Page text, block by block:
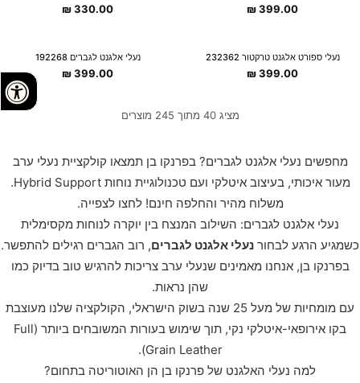
399.00
₪
330.00
₪
נעלי ספורט אלגנט טרקטור 232362
399.00
₪
נעלי אלגנט לגברים 192268
399.00
₪
מציג 40 מתוך 245 מוצרים
מחפשים נעלי אלגנט לגברים? בפרנקו בן תמצאו קולקציית נעלי ערב
מעור איכותי, בעיצוב איטלקי ועם טכנולוגיית נוחות Hybrid Support.
משלוח מהיר והחלפה חינם! לחצו לצפייה.
נעלי אלגנט לגברים: השילוב המנצח בין יוקרה לנוחות מקסימלית
כשמגיע הרגע לבחור נעלי אלגנט לגברים, רוב הגברים רגילים להתפשר.
בפרנקו בן, אנחנו מאמינים שנעלי ערב צריכות להרגיש טוב בדיוק כמו
שהן נראות.
עם מומחיות של מעל 25 שנה בשוק הישראלי, הקולקציה שלנו מעוצבת
בקו אירופאי-איטלקי נקי, תוך שימוש בעורות המשובחים ביותר (Full
Grain Leather).
למה נעלי האלגנט של פרנקו בן הן האוטוריטה בתחום?